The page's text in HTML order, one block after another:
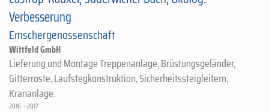
Verbesserung
Emschergenossenschaft
Wittfeld GmbH
Lieferung und Montage Treppenanlage, Brüstungsgeländer,
Gitterroste, Laufstegkonstruktion, Sicherheitssteigleitern,
Krananlage.
2016 - 2017